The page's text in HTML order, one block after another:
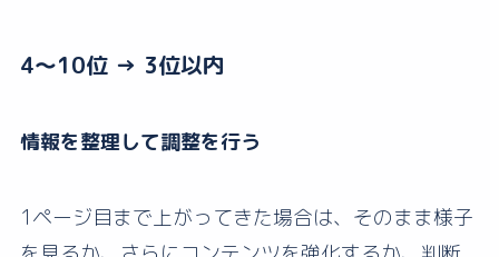
4〜10位 → 3位以内
情報を整理して調整を行う
1ページ目まで上がってきた場合は、そのまま様子